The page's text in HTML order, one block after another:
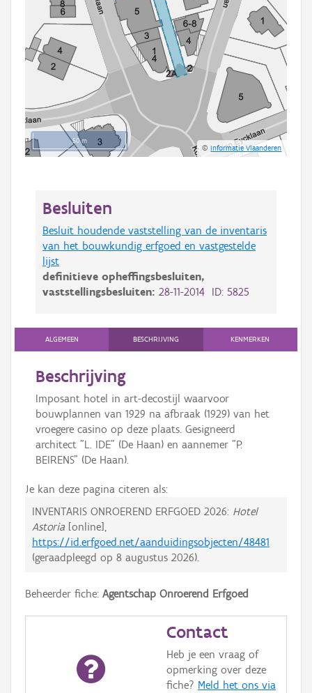
50 m
©Informatie Vlaanderen
Besluiten
Besluit houdende vaststelling van de inventaris
van het bouwkundig erfgoed en vastgestelde
lijst
definitieve opheffingsbesluiten,
vaststellingsbesluiten: 28-11-2014 ID: 5825
ALGEMEEN BESCHRIJVING KENMERKEN
Beschrijving
Imposant hotel in art-decostijl waarvoor
bouwplannen van 1929 na afbraak (1929) van het
vroegere casino op deze plaats. Gesigneerd
architect "L. IDE" (De Haan) en aannemer "P.
BEIRENS" (De Haan).
Je kan deze pagina citeren als:
INVENTARIS ONROEREND ERFGOED 2026: Hotel
Astoria [online],
https://id.erfgoed.net/aanduidingsobjecten/48481
(geraadpleegd op 8 augustus 2026).
Beheerder fiche: Agentschap Onroerend Erfgoed
Contact
Heb je een vraag of
opmerking over deze
fiche? Meld het ons via